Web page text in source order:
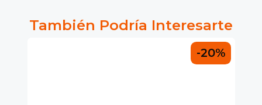
También Podría Interesarte
-20%